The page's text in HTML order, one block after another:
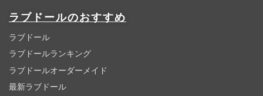
ラブドールのおすすめ
ラブドール
ラブドールランキング
ラブドールオーダーメイド
最新ラブドール